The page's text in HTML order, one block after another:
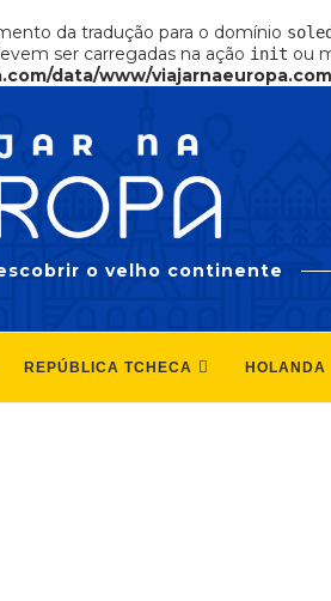
da tradução para o domínio
ser carregadas na ação init ou
data/www/
o velho continente
REPÚBLICA TCHECA HOLANDA